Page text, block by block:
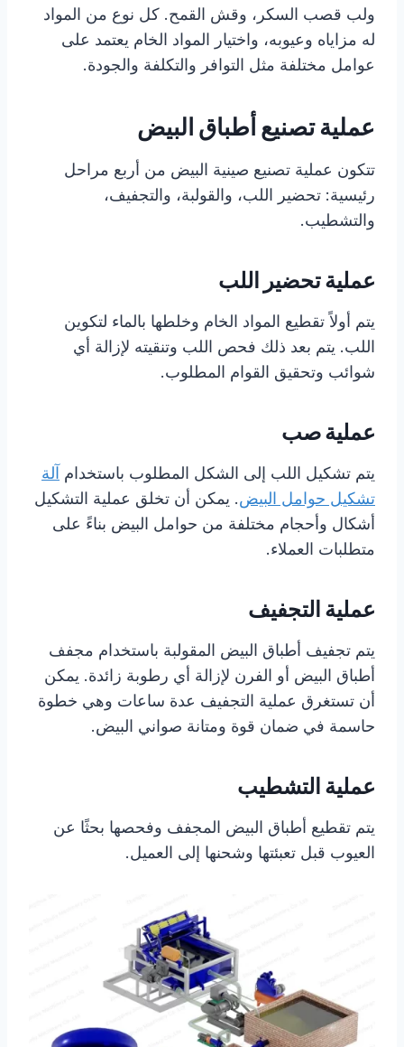
ولب قصب السكر، وقش القمح. كل نوع من المواد
له مزاياه وعيوبه، واختيار المواد الخام يعتمد على
عوامل مختلفة مثل التوافر والتكلفة والجودة.
عملية تصنيع أطباق البيض
تتكون عملية تصنيع صينية البيض من أربع مراحل
رئيسية: تحضير اللب، والقولبة، والتجفيف،
والتشطيب.
عملية تحضير اللب
يتم أولاً تقطيع المواد الخام وخلطها بالماء لتكوين
اللب. يتم بعد ذلك فحص اللب وتنقيته لإزالة أي
شوائب وتحقيق القوام المطلوب.
عملية صب
يتم تشكيل اللب إلى الشكل المطلوب باستخدام آلة
تشكيل حوامل البيض. يمكن أن تخلق عملية التشكيل
أشكال وأحجام مختلفة من حوامل البيض بناءً على
متطلبات العملاء.
عملية التجفيف
يتم تجفيف أطباق البيض المقولبة باستخدام مجفف
أطباق البيض أو الفرن لإزالة أي رطوبة زائدة. يمكن
أن تستغرق عملية التجفيف عدة ساعات وهي خطوة
حاسمة في ضمان قوة ومتانة صواني البيض.
عملية التشطيب
يتم تقطيع أطباق البيض المجفف وفحصها بحثًا عن
العيوب قبل تعبئتها وشحنها إلى العميل.